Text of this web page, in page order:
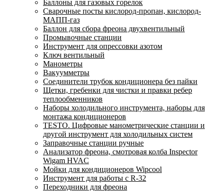
Баллоны для газовых горелок
Сварочные посты кислород-пропан, кислород-
МАПП-газ
Баллон для сбора фреона двухвентильный
Промывочные станции
Инструмент для опрессовки азотом
Ключ вентильный
Манометры
Вакуумметры
Соединители трубок кондиционера без пайки
Щетки, гребенки для чистки и правки ребер
теплообменников
Наборы холодильного инструмента, наборы для
монтажа кондиционеров
TESTO. Цифровые манометрические станции и
другой инструмент для холодильных систем
Заправочные станции ручные
Анализатор фреона, смотровая колба Inspector
Wigam HVAC
Мойки для кондиционеров Wipcool
Инструмент для работы с R-32
Переходники для фреона